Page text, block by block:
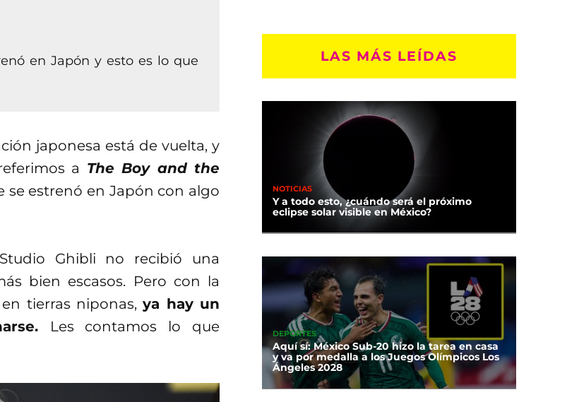
en Japón y esto es lo que
japonesa está de vuelta, y
a The Boy and the
se estrenó en Japón con algo
Ghibli no recibió una
bien escasos. Pero con la
tierras niponas,ya hay un
Les contamos lo que
LAS MÁS LEÍDAS
NOTICIAS
Y a todo esto, ¿cuándo será el próximo
eclipse solar visible en México?
DEPORTES
Aquí sí: México Sub-20 hizo la tarea en casa
y va por medalla a los Juegos Olímpicos Los
Ángeles 2028